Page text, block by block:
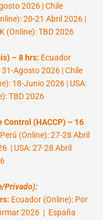
2026 | Chile
20-21 Abril 2026 |
(Online): TBD 2026
– 8 hrs: Ecuador
Agosto 2026 | Chile
18-Junio 2026 | USA:
TBD 2026
(HACCP) – 16
(Online): 27-28 Abril
| USA: 27-28 Abril
Privado):
Ecuador (Online): Por
2026 | España